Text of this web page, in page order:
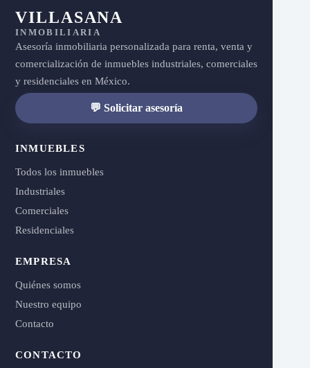
VILLASANA
INMOBILIARIA
Asesoría inmobiliaria personalizada para renta, venta y
comercialización de inmuebles industriales, comerciales
y residenciales en México.
💬 Solicitar asesoría
INMUEBLES
Todos los inmuebles
Industriales
Comerciales
Residenciales
EMPRESA
Quiénes somos
Nuestro equipo
Contacto
CONTACTO